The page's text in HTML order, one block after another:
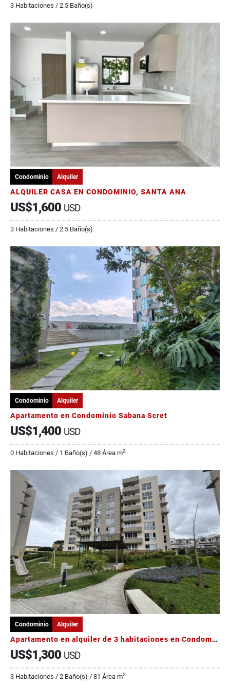
3 Habitaciones / 2.5 Baño(s)
Condominio Alquiler
ALQUILER CASA EN CONDOMINIO, SANTA ANA
US$1,600 USD
3 Habitaciones / 2.5 Baño(s)
Condominio Alquiler
Apartamento en Condominio Sabana Scret
US$1,400 USD
0 Habitaciones / 1 Baño(s) / 48 Área m2
Condominio Alquiler
Apartamento en alquiler de 3 habitaciones en Condominio Monte Alto
US$1,300 USD
3 Habitaciones / 2 Baño(s) / 81 Área m2